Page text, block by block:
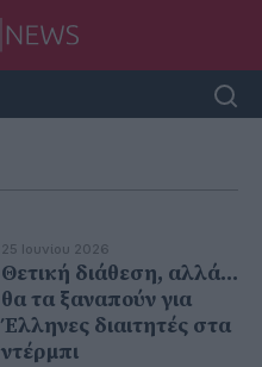
25 Ιουνίου 2026
Θετική διάθεση, αλλά...
θα τα ξαναπούν για
Έλληνες διαιτητές στα
ντέρμπι